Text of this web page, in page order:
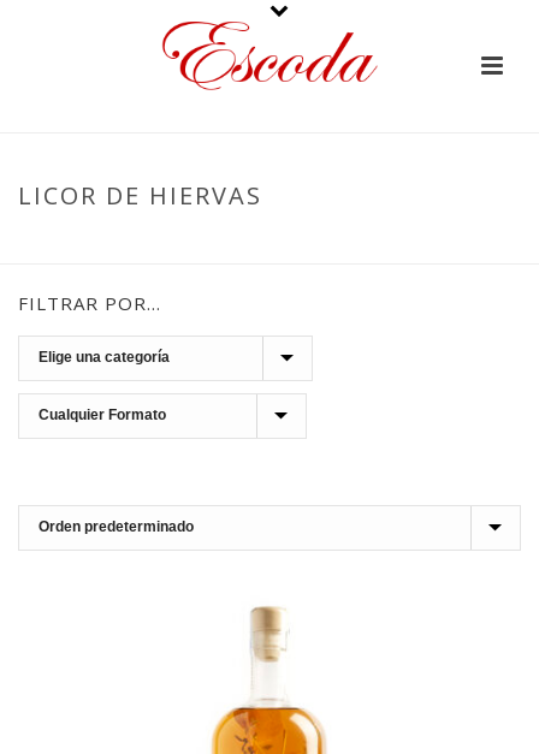
LICOR DE HIERVAS
FILTRAR POR…